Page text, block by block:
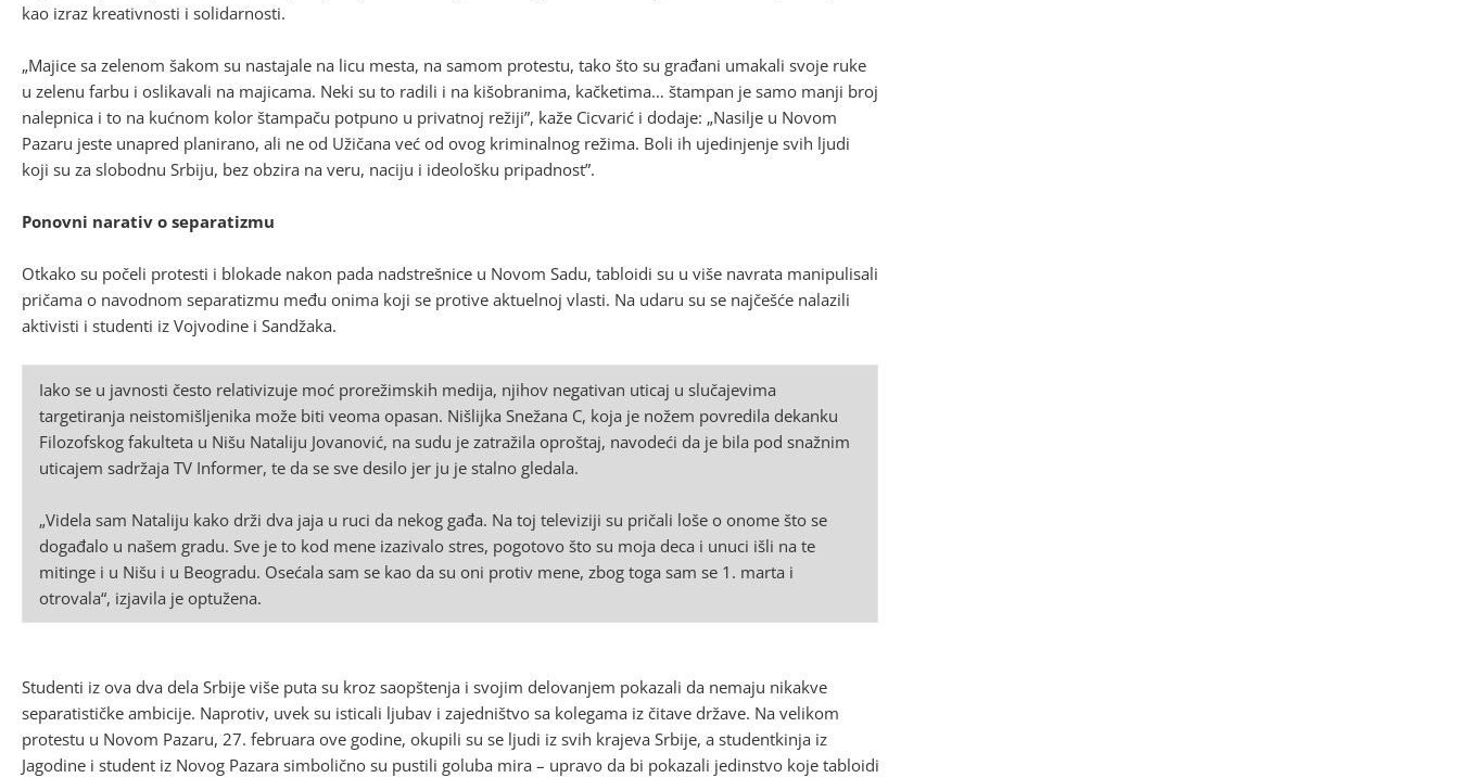
kao izraz kreativnosti i solidarnosti.
„Majice sa zelenom šakom su nastajale na licu mesta, na samom protestu, tako što su građani umakali svoje ruke
u zelenu farbu i oslikavali na majicama. Neki su to radili i na kišobranima, kačketima… štampan je samo manji broj
nalepnica i to na kućnom kolor štampaču potpuno u privatnoj režiji”, kaže Cicvarić i dodaje: „Nasilje u Novom
Pazaru jeste unapred planirano, ali ne od Užičana već od ovog kriminalnog režima. Boli ih ujedinjenje svih ljudi
koji su za slobodnu Srbiju, bez obzira na veru, naciju i ideološku pripadnost”.
Ponovni narativ o separatizmu
Otkako su počeli protesti i blokade nakon pada nadstrešnice u Novom Sadu, tabloidi su u više navrata manipulisali
pričama o navodnom separatizmu među onima koji se protive aktuelnoj vlasti. Na udaru su se najčešće nalazili
aktivisti i studenti iz Vojvodine i Sandžaka.
Iako se u javnosti često relativizuje moć prorežimskih medija, njihov negativan uticaj u slučajevima
targetiranja neistomišljenika može biti veoma opasan. Nišlijka Snežana C, koja je nožem povredila dekanku
Filozofskog fakulteta u Nišu Nataliju Jovanović, na sudu je zatražila oproštaj, navodeći da je bila pod snažnim
uticajem sadržaja TV Informer, te da se sve desilo jer ju je stalno gledala.
„Videla sam Nataliju kako drži dva jaja u ruci da nekog gađa. Na toj televiziji su pričali loše o onome što se
događalo u našem gradu. Sve je to kod mene izazivalo stres, pogotovo što su moja deca i unuci išli na te
mitinge i u Nišu i u Beogradu. Osećala sam se kao da su oni protiv mene, zbog toga sam se 1. marta i
otrovala“, izjavila je optužena.
Studenti iz ova dva dela Srbije više puta su kroz saopštenja i svojim delovanjem pokazali da nemaju nikakve
separatističke ambicije. Naprotiv, uvek su isticali ljubav i zajedništvo sa kolegama iz čitave države. Na velikom
protestu u Novom Pazaru, 27. februara ove godine, okupili su se ljudi iz svih krajeva Srbije, a studentkinja iz
Jagodine i student iz Novog Pazara simbolično su pustili goluba mira – upravo da bi pokazali jedinstvo koje tabloidi